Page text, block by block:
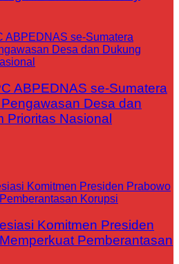
ABPEDNAS se-Sumatera
Desa dan
Prioritas Nasional
Komitmen Presiden
Pemberantasan